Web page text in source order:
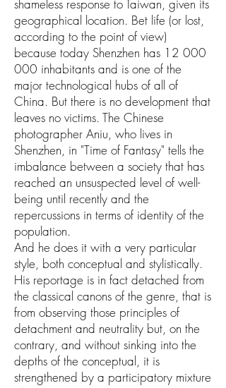
shameless response to Taiwan, given its
geographical location. Bet life (or lost,
according to the point of view)
because today Shenzhen has 12 000
000 inhabitants and is one of the
major technological hubs of all of
China. But there is no development that
leaves no victims. The Chinese
photographer Aniu, who lives in
Shenzhen, in "Time of Fantasy" tells the
imbalance between a society that has
reached an unsuspected level of well-
being until recently and the
repercussions in terms of identity of the
population.
And he does it with a very particular
style, both conceptual and stylistically.
His reportage is in fact detached from
the classical canons of the genre, that is
from observing those principles of
detachment and neutrality but, on the
contrary, and without sinking into the
depths of the conceptual, it is
strengthened by a participatory mixture